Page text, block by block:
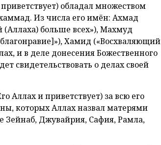
обладал множеством
Из числа его имён: Ахмад
больше всех»), Махмуд
Хамид («Восхваляющий
и в деле донесения Божественного
свидетельствовать о делах своей
Аллах и приветствует) за всю его
которых Аллах назвал матерями
Зейнаб, Джувайрия, Сафия, Рамла,